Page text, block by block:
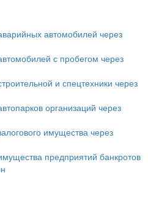
автомобилей через
с пробегом через
и спецтехники через
организаций через
имущества через
предприятий банкротов